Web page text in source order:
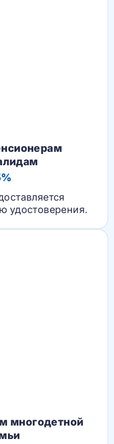
удостоверения.
многодетной